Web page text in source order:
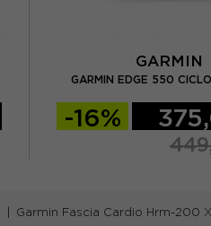
GARMIN
GARMIN EDGE 550
-16%
Garmin Fascia Cardio Hrm-200